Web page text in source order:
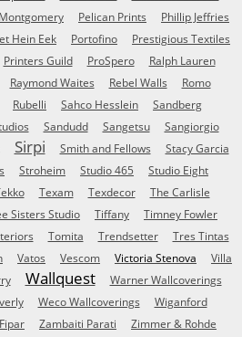
Pelican Prints
Phillip Jeffries
Hein Eek Portofino
Prestigious Textiles
Printers Guild ProSpero Ralph Lauren
Raymond Waites Rebel Walls
Romo
Rubelli Sahco Hesslein Sandberg
Sandudd Sangetsu
Sangiorgio
Sirpi Smith and Fellows
Stacy Garcia
Stroheim Studio 465
Studio Eight
Texam Texdecor
The Carlisle
Sisters Studio Tiffany
Timney Fowler
Tomita Trendsetter
Tres Tintas
Vatos Vescom Victoria Stenova
Villa
Wallquest
Warner Wallcoverings
Weco Wallcoverings
Wiganford
Zambaiti Parati Zimmer & Rohde